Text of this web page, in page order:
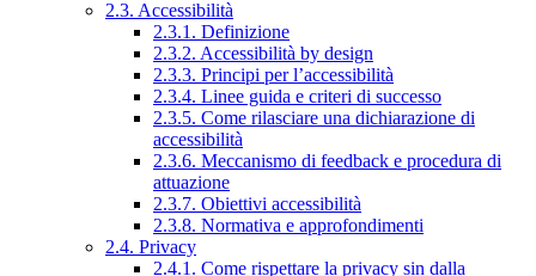
2.3. Accessibilità
2.3.1. Definizione
2.3.2. Accessibilità by design
2.3.3. Principi per l’accessibilità
2.3.4. Linee guida e criteri di successo
2.3.5. Come rilasciare una dichiarazione di
accessibilità
2.3.6. Meccanismo di feedback e procedura di
attuazione
2.3.7. Obiettivi accessibilità
2.3.8. Normativa e approfondimenti
2.4. Privacy
2.4.1. Come rispettare la privacy sin dalla